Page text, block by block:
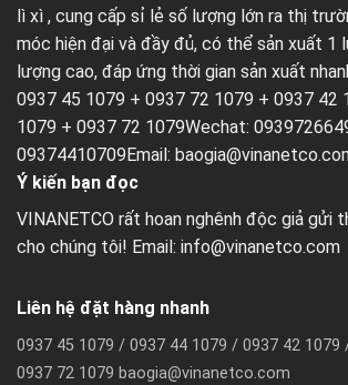
lì xì , cung cấp sỉ lẻ số lượng lớn ra thị
móc hiện đại và đầy đủ, có thể sản xuất 1
lượng cao, đáp ứng thời gian sản xuất
0937 45 1079 + 0937 72 1079 + 0937 42
1079 + 0937 72 1079Wechat:
09374410709Email:
Ý kiến bạn đọc
VINANETCO rất hoan nghênh độc giả gửi
cho chúng tôi! Email: info@vinanetco.com
Liên hệ đặt hàng nhanh
0937 45 1079 / 0937 44 1079 / 0937 42 1079
0937 72 1079 baogia@vinanetco.com